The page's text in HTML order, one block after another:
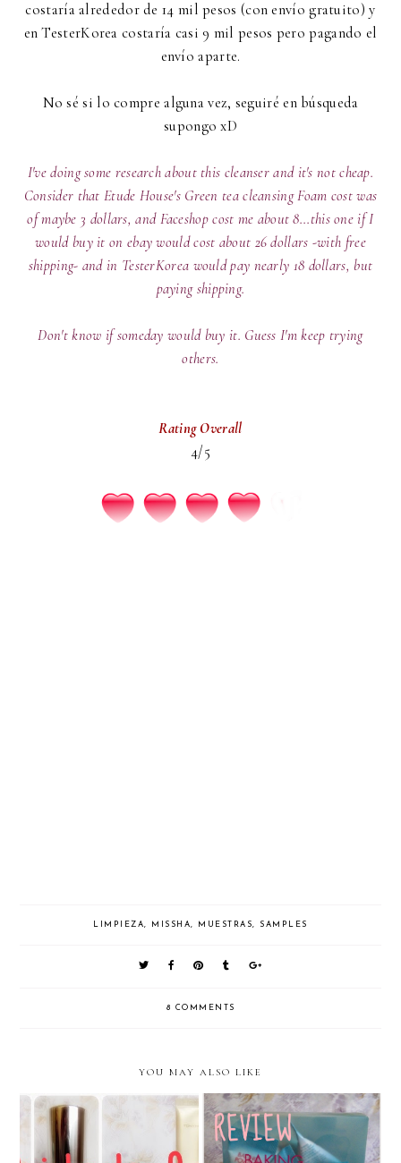
costaría alrededor de 14 mil pesos (con envío gratuito) y
en TesterKorea costaría casi 9 mil pesos pero pagando el
envío aparte.
No sé si lo compre alguna vez, seguiré en búsqueda
supongo xD
I've doing some research about this cleanser and it's not cheap.
Consider that Etude House's Green tea cleansing Foam cost was
of maybe 3 dollars, and Faceshop cost me about 8...this one if I
would buy it on ebay would cost about 26 dollars -with free
shipping- and in TesterKorea would pay nearly 18 dollars, but
paying shipping.
Don't know if someday would buy it. Guess I'm keep trying
others.
Rating Overall
4/5
LIMPIEZA, MISSHA, MUESTRAS, SAMPLES
8 COMMENTS
YOU MAY ALSO LIKE